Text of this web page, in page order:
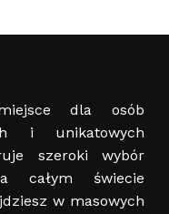
dla osób
i unikatowych
szeroki wybór
całym świecie
w masowych